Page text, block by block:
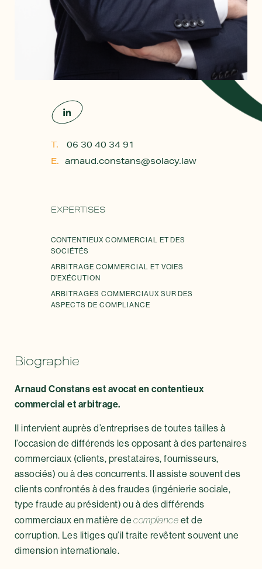
T.
06 30 40 34 91
E.
arnaud.constans@solacy.law
EXPERTISES
CONTENTIEUX COMMERCIAL ET DES
SOCIÉTÉS
ARBITRAGE COMMERCIAL ET VOIES
D’EXÉCUTION
ARBITRAGES COMMERCIAUX SUR DES
ASPECTS DECOMPLIANCE
Biographie
Arnaud Constans est avocat en contentieux
commercial et arbitrage.
Il intervient auprès d’entreprises de toutes tailles à
l’occasion de différends les opposant à des partenaires
commerciaux (clients, prestataires, fournisseurs,
associés) ou à des concurrents. Il assiste souvent des
clients confrontés à des fraudes (ingénierie sociale,
type fraude au président) ou à des différends
commerciaux en matière decompliance et de
corruption. Les litiges qu’il traite revêtent souvent une
dimension internationale.